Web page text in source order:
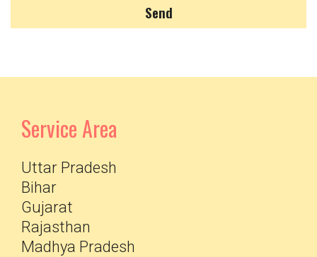
Send
Service Area
Uttar Pradesh
Bihar
Gujarat
Rajasthan
Madhya Pradesh